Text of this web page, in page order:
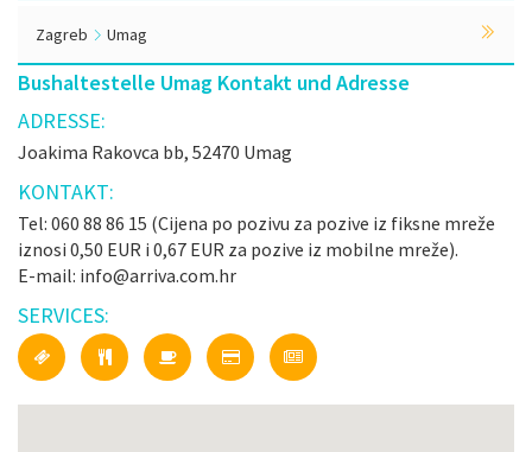
Zagreb Umag
Bushaltestelle Umag Kontakt und Adresse
ADRESSE:
Joakima Rakovca bb, 52470 Umag
KONTAKT:
Tel: 060 88 86 15 (Cijena po pozivu za pozive iz fiksne mreže
iznosi 0,50 EUR i 0,67 EUR za pozive iz mobilne mreže).
E-mail: info@arriva.com.hr
SERVICES: